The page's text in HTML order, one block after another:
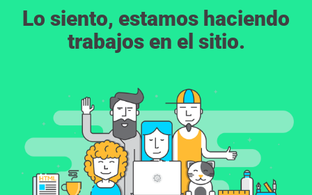
Lo siento, estamos haciendo
trabajos en el sitio.